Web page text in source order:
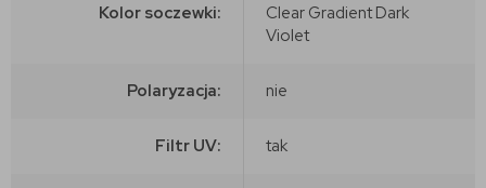
Kolor soczewki:
Clear Gradient Dark
Violet
Polaryzacja: nie
Filtr UV: tak